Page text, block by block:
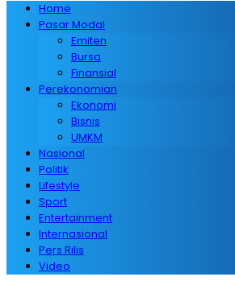
Home
Pasar Modal
Emiten
Bursa
Finansial
Perekonomian
Ekonomi
Bisnis
UMKM
Nasional
Politik
Lifestyle
Sport
Entertainment
Internasional
Pers Rilis
Video